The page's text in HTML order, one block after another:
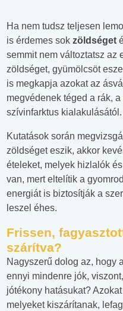
Ha nem tudsz teljesen
is érdemes sok zöldséget
semmit nem változtatsz az
zöldséget, gyümölcsöt
is megkapja azokat az
megvédenek téged a rák, a
szívinfarktus kialakulásától.
Kutatások során
zöldséget eszik, akkor
ételeket, melyek hizlalók
van, mert eltelítik a
energiát is biztosítják a
leszel éhes.
Frissen,
szárítva?
Nagyszerű dolog az, hogy
ennyi mindenre jók,
jótékony hatásukat?
melyeket kiszárítanak,